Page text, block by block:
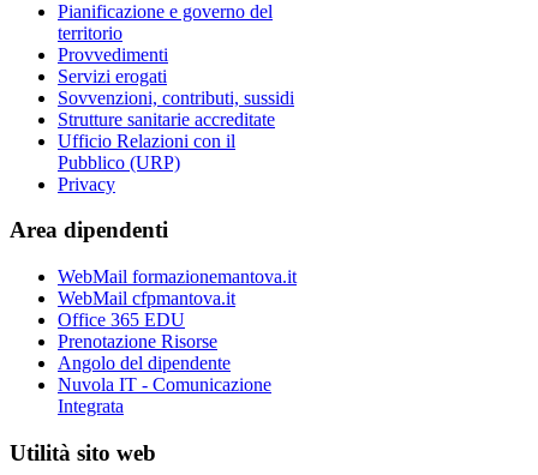
Pianificazione e governo del
territorio
Provvedimenti
Servizi erogati
Sovvenzioni, contributi, sussidi
Strutture sanitarie accreditate
Ufficio Relazioni con il
Pubblico (URP)
Privacy
Area dipendenti
WebMail formazionemantova.it
WebMail cfpmantova.it
Office 365 EDU
Prenotazione Risorse
Angolo del dipendente
Nuvola IT - Comunicazione
Integrata
Utilità sito web